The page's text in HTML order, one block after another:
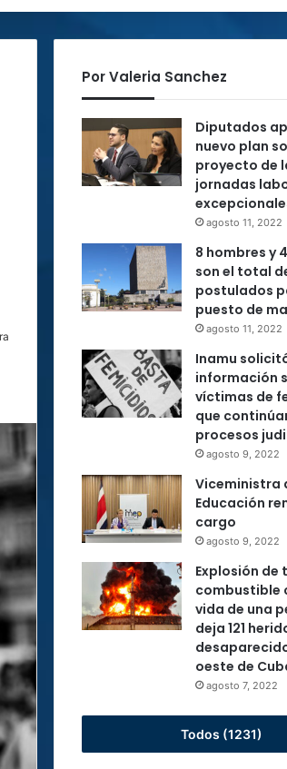
Por Valeria Sanchez
Diputados
nuevo plan
proyecto de
jornadas
agosto 11, 2022
8 hombres y
son el total
postulados
puesto de
agosto 11, 2022
Inamu
información
víctimas de
que
procesos
agosto 9, 2022
Viceministra
Educación
cargo
agosto 9, 2022
Explosión de
combustible
vida de una
deja 121
oeste de
agosto 7, 2022
Todos (1231)